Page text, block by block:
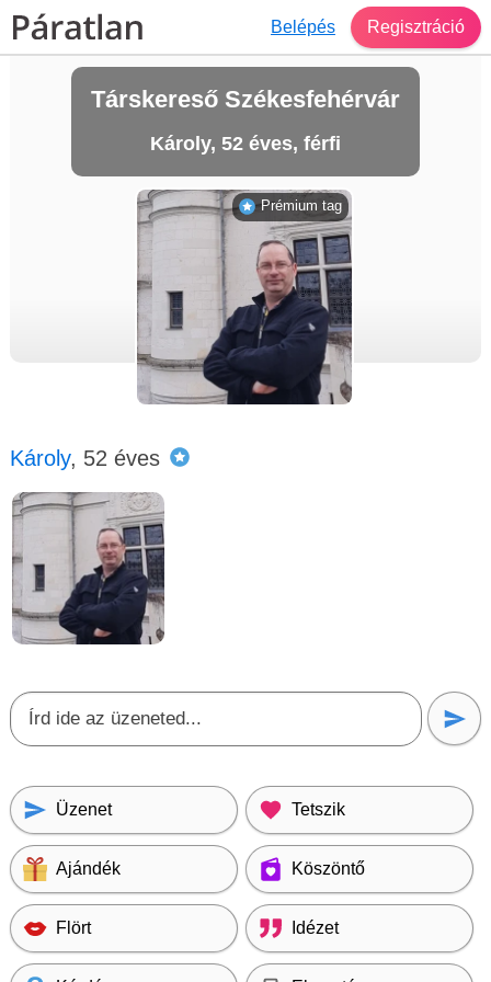
Belépés Regisztráció
Társkereső Székesfehérvár
Károly, 52 éves, férfi
Károly, 52 éves
Üzenet Tetszik
Ajándék Köszöntő
Flört Idézet
Prémium tag